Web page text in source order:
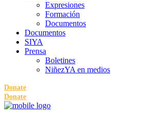
Expresiones
Formación
Documentos
Documentos
SIYA
Prensa
Boletines
NiñezYA en medios
Donate
Donate